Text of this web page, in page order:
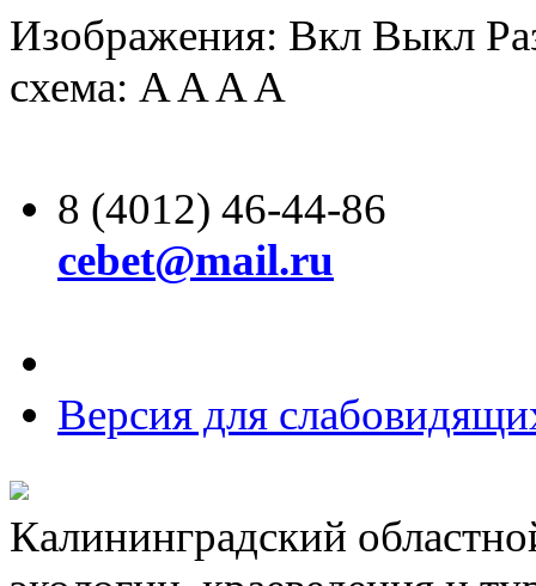
Изображения: Вкл Выкл
схема: AAAA
8 (4012) 46-44-86
cebet@mail.ru
Версия для
Калининградский